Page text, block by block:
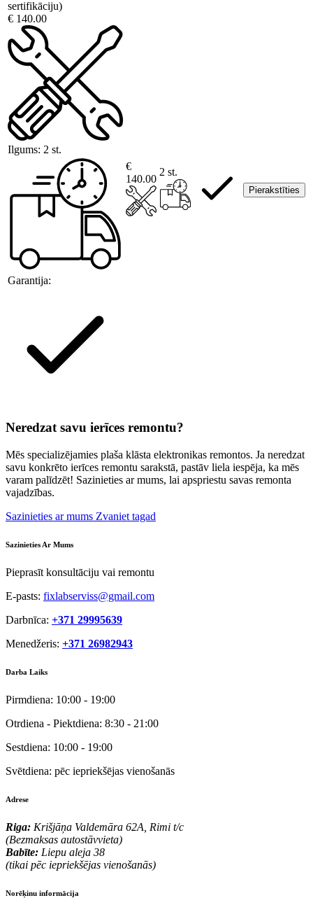
sertifikāciju)
€ 140.00
Ilgums: 2 st.
Garantija:
€
140.00
2 st.
Pierakstīties
Neredzat savu ierīces remontu?
Mēs specializējamies plaša klāsta elektronikas remontos. Ja neredzat
savu konkrēto ierīces remontu sarakstā, pastāv liela iespēja, ka mēs
varam palīdzēt! Sazinieties ar mums, lai apspriestu savas remonta
vajadzības.
Sazinieties ar mums Zvaniet tagad
Sazinieties Ar Mums
Pieprasīt konsultāciju vai remontu
E-pasts: fixlabserviss@gmail.com
Darbnīca: +371 29995639
Menedžeris: +371 26982943
Darba Laiks
Pirmdiena: 10:00 - 19:00
Otrdiena - Piektdiena: 8:30 - 21:00
Sestdiena: 10:00 - 19:00
Svētdiena: pēc iepriekšējas vienošanās
Adrese
Riga: Krišjāņa Valdemāra 62A, Rimi t/c
(Bezmaksas autostāvvieta)
Babīte: Liepu aleja 38
(tikai pēc iepriekšējas vienošanās)
Norēķinu informācija